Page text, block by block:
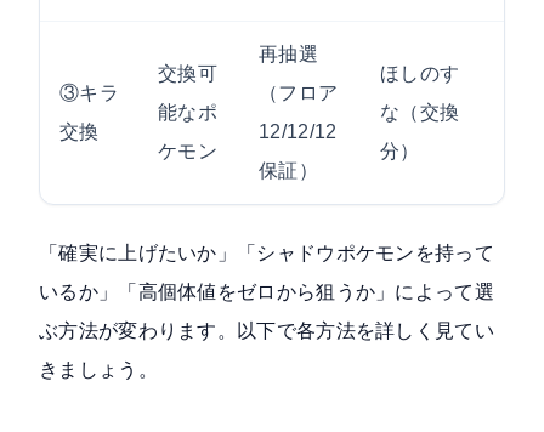
③キラ
交換
交換可
能なポ
ケモン
再抽選
（フロア
12/12/12
保証）
ほしのす
な（交換
分）
「確実に上げたいか」「シャドウポケモンを持って
いるか」「高個体値をゼロから狙うか」によって選
ぶ方法が変わります。以下で各方法を詳しく見てい
きましょう。